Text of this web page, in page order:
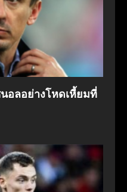
อลอย่างโหดเหี้ยมที่